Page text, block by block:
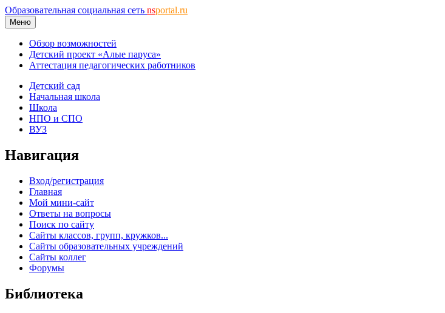
Образовательная социальная сеть nsportal.ru
Меню
Обзор возможностей
Детский проект «Алые паруса»
Аттестация педагогических работников
Детский сад
Начальная школа
Школа
НПО и СПО
ВУЗ
Навигация
Вход/регистрация
Главная
Мой мини-сайт
Ответы на вопросы
Поиск по сайту
Сайты классов, групп, кружков...
Сайты образовательных учреждений
Сайты коллег
Форумы
Библиотека